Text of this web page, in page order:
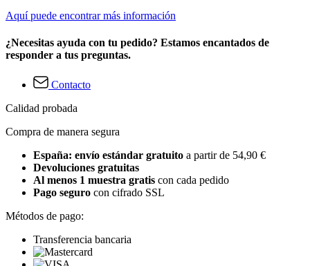
Aquí puede encontrar más información
¿Necesitas ayuda con tu pedido? Estamos encantados de
responder a tus preguntas.
Contacto
Calidad probada
Compra de manera segura
España: envío estándar gratuito a partir de 54,90 €
Devoluciones gratuitas
Al menos 1 muestra gratis con cada pedido
Pago seguro con cifrado SSL
Métodos de pago:
Transferencia bancaria